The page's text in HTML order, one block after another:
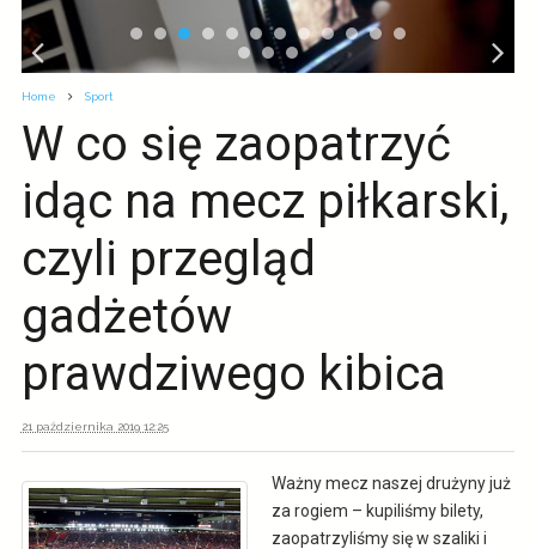
Home Sport
W co się zaopatrzyć
idąc na mecz piłkarski,
czyli przegląd
gadżetów
prawdziwego kibica
21 października 2019 12:25
Ważny mecz naszej drużyny już
za rogiem – kupiliśmy bilety,
zaopatrzyliśmy się w szaliki i